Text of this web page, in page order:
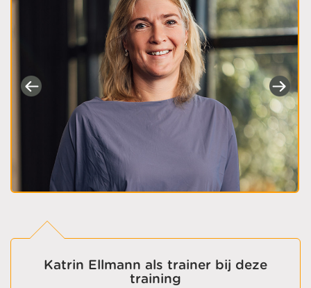
Katrin Ellmann als trainer bij deze
training